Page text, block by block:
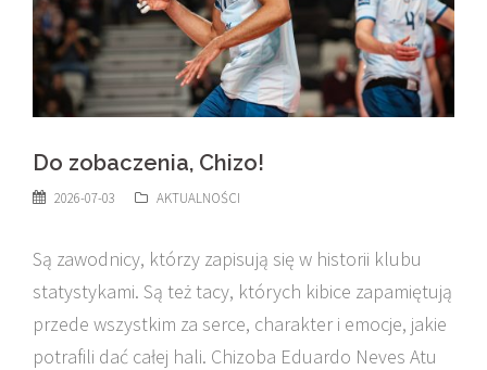
Do zobaczenia, Chizo!
2026-07-03 AKTUALNOŚCI
Są zawodnicy, którzy zapisują się w historii klubu
statystykami. Są też tacy, których kibice zapamiętują
przede wszystkim za serce, charakter i emocje, jakie
potrafili dać całej hali. Chizoba Eduardo Neves Atu